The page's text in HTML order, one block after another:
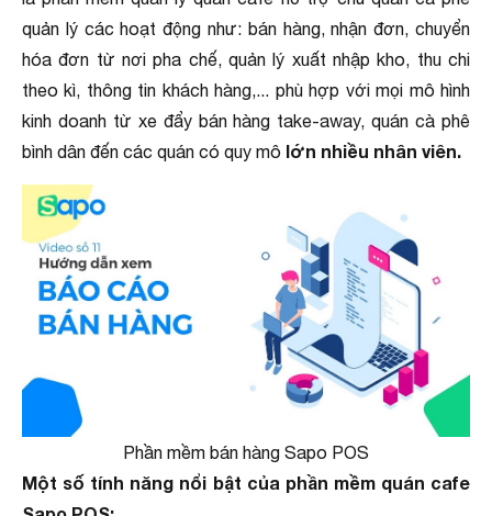
quản lý các hoạt động như: bán hàng, nhận đơn, chuyển
hóa đơn từ nơi pha chế, quản lý xuất nhập kho, thu chi
theo kì, thông tin khách hàng,... phù hợp với mọi mô hình
kinh doanh từ xe đẩy bán hàng take-away, quán cà phê
bình dân đến các quán có quy mô lớn nhiều nhân viên.
Phần mềm bán hàng Sapo POS
Một số tính năng nổi bật của phần mềm quán cafe